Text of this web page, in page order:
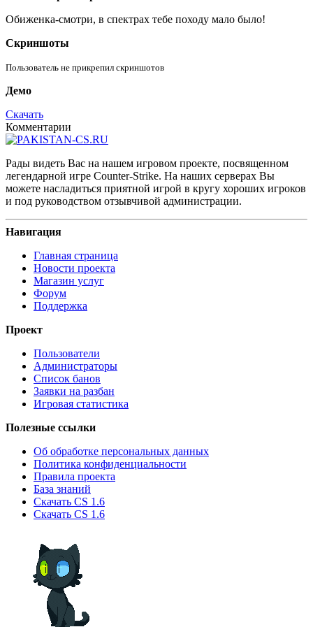
Обиженка-смотри, в спектрах тебе походу мало было!
Скриншоты
Пользователь не прикрепил скриншотов
Демо
Скачать
Комментарии
Рады видеть Вас на нашем игровом проекте, посвященном
легендарной игре Counter-Strike. На наших серверах Вы
можете насладиться приятной игрой в кругу хороших игроков
и под руководством отзывчивой администрации.
Навигация
Главная страница
Новости проекта
Магазин услуг
Форум
Поддержка
Проект
Пользователи
Администраторы
Список банов
Заявки на разбан
Игровая статистика
Полезные ссылки
Об обработке персональных данных
Политика конфиденциальности
Правила проекта
База знаний
Скачать CS 1.6
Скачать CS 1.6